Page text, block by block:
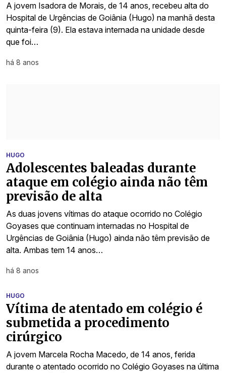
A jovem Isadora de Morais, de 14 anos, recebeu alta do
Hospital de Urgências de Goiânia (Hugo) na manhã desta
quinta-feira (9). Ela estava internada na unidade desde
que foi…
há 8 anos
HUGO
Adolescentes baleadas durante
ataque em colégio ainda não têm
previsão de alta
As duas jovens vítimas do ataque ocorrido no Colégio
Goyases que continuam internadas no Hospital de
Urgências de Goiânia (Hugo) ainda não têm previsão de
alta. Ambas tem 14 anos…
há 8 anos
HUGO
Vítima de atentado em colégio é
submetida a procedimento
cirúrgico
A jovem Marcela Rocha Macedo, de 14 anos, ferida
durante o atentado ocorrido no Colégio Goyases na última